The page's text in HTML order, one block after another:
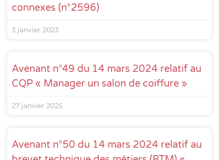
connexes (n°2596)
3 janvier 2023
Avenant n°49 du 14 mars 2024 relatif au
CQP « Manager un salon de coiffure »
27 janvier 2025
Avenant n°50 du 14 mars 2024 relatif au